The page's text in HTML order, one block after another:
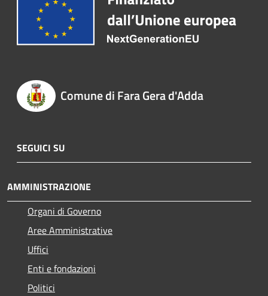
Comune di Fara Gera d'Adda
SEGUICI SU
AMMINISTRAZIONE
Organi di Governo
Aree Amministrative
Uffici
Enti e fondazioni
Politici